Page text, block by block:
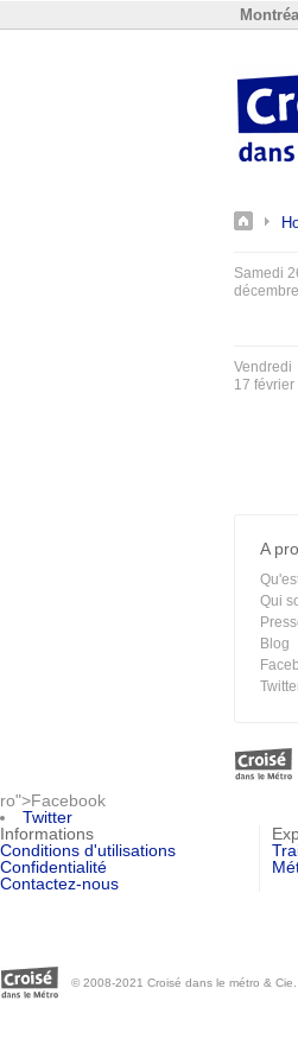
Samedi
décembre
Vendredi
17 février
A
Qui
Blog
ro">Facebook
Twitter
Informations
Conditions d'utilisations
Confidentialité
Contactez-nous
© 2008-2021 Croisé dans le métro & Cie.